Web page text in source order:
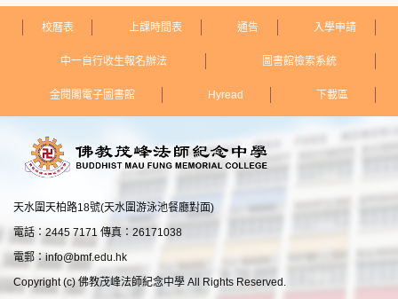
校曆表 上課時間表 通告 入學申請
中一自行收生報名辦法 圖書館檢索系統
金閱閣電子圖書館 Hyread 下載區
天水圍天柏路18號(天水圍游泳池餐廳對面)
電話：2445 7171 傳真：26171038
電郵：info@bmf.edu.hk
Copyright (c) 佛教茂峰法師紀念中學 All Rights Reserved.